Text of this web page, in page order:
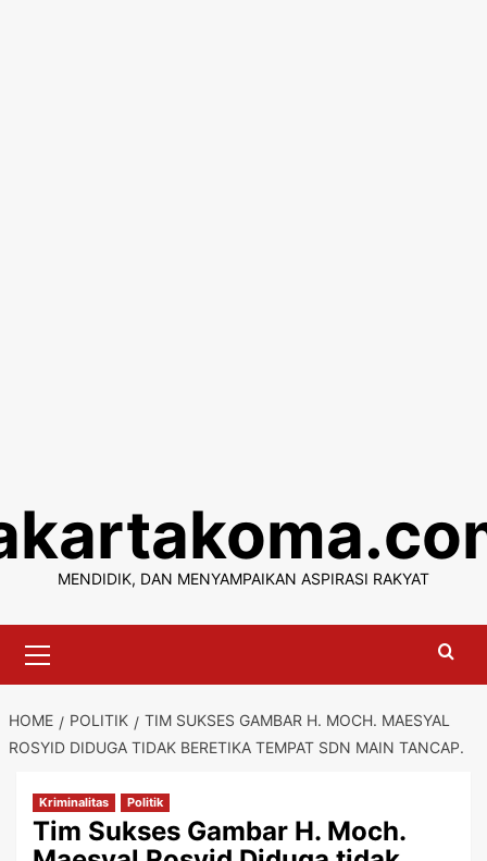
content
MENDIDIK, DAN MENYAMPAIKAN ASPIRASI RAKYAT
Menu
HOME POLITIK
TIM SUKSES GAMBAR H. MOCH. MAESYAL
ROSYID DIDUGA TIDAK BERETIKA TEMPAT SDN MAIN TANCAP.
Kriminalitas Politik
Tim Sukses Gambar H. Moch.